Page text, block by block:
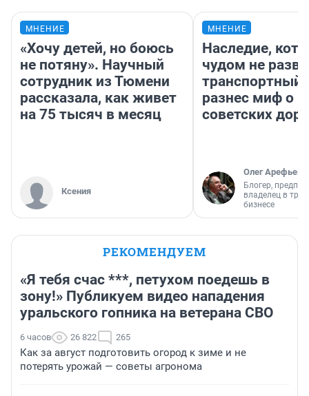
МНЕНИЕ
«Хочу детей, но боюсь
не потяну». Научный
сотрудник из Тюмени
рассказала, как живет
на 75 тысяч в месяц
Ксения
МНЕНИЕ
Наследие,
чудом не
транспортный
разнес миф о
советских
Олег Арефьев
Блогер,
владелец в
бизнесе
РЕКОМЕНДУЕМ
«Я тебя счас ***, петухом поедешь в
зону!» Публикуем видео нападения
уральского гопника на ветерана СВО
6 часов 26 822 265
Как за август подготовить огород к зиме и не
потерять урожай — советы агронома